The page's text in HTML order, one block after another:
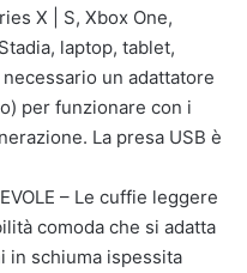
X | S, Xbox One,
laptop, tablet,
un adattatore
per funzionare con i
La presa USB è
– Le cuffie leggere
comoda che si adatta
in schiuma ispessita